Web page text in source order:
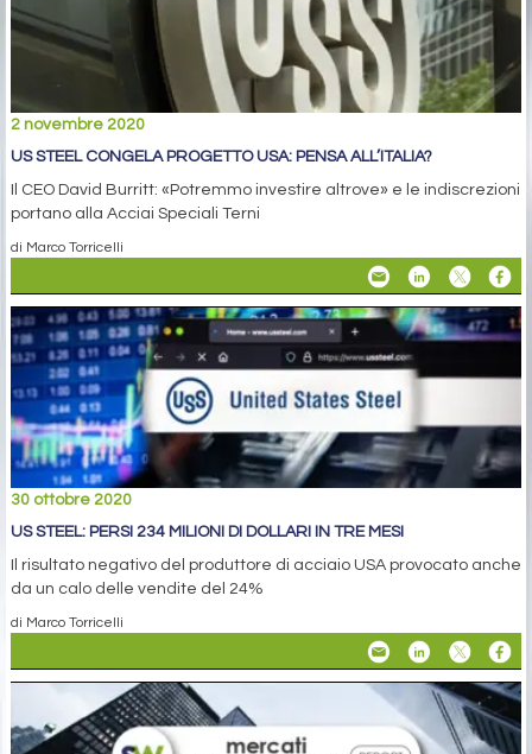
2 novembre 2020
US STEEL CONGELA PROGETTO USA: PENSA ALL’ITALIA?
Il CEO David Burritt: «Potremmo investire altrove» e le indiscrezioni
portano alla Acciai Speciali Terni
di Marco Torricelli
30 ottobre 2020
US STEEL: PERSI 234 MILIONI DI DOLLARI IN TRE MESI
Il risultato negativo del produttore di acciaio USA provocato anche
da un calo delle vendite del 24%
di Marco Torricelli